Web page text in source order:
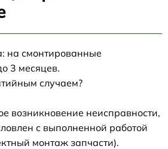
на смонтированные
3 месяцев.
случаем?
возникновение неисправности,
с выполненной работой
монтаж запчасти).